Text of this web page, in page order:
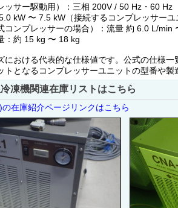
ッサー駆動用）：三相 200V / 50 Hz・60 Hz
kW 〜 7.5 kW（接続するコンプレッサーユ
コンプレッサーの場合）：流量 約 6.0 L/
：約 15 kg 〜 18 kg
おける代表的な仕様値です。公式の仕様
トとなるコンプレッサーユニットの型番や製
凍機関連在庫リストはこちら
在庫紹介ページリンクはこちら